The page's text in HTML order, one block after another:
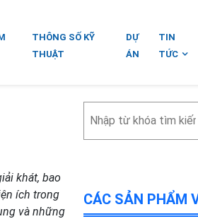
THÔNG SỐ KỸ
THUẬT
DỰ
ÁN
TIN
TỨC
khát, bao
ích trong
và những
kiếm
CÁC SẢN PHẨM